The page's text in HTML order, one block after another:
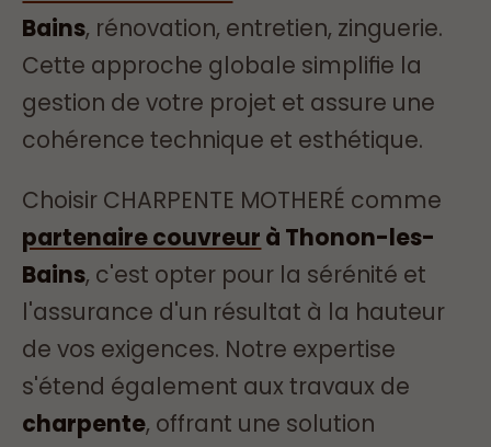
Bains, rénovation, entretien, zinguerie.
Cette approche globale simplifie la
gestion de votre projet et assure une
cohérence technique et esthétique.
Choisir CHARPENTE MOTHERÉ comme
partenaire couvreur à Thonon-les-
Bains, c'est opter pour la sérénité et
l'assurance d'un résultat à la hauteur
de vos exigences. Notre expertise
s'étend également aux travaux de
charpente, offrant une solution